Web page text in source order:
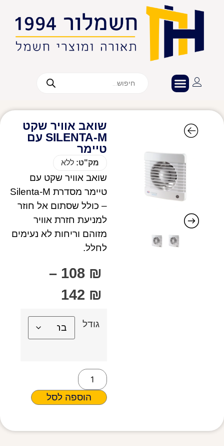
שואב אוויר שקט
SILENTA-M עם
טיימר
מק"ט: ללא
שואב אוויר שקט עם
טיימר מסדרת Silenta-M
– כולל שסתום אל חוזר
למניעת חזרת אוויר
מזוהם וריחות לא נעימים
לחלל.
108 ₪
–
142 ₪
גודל
הוספה לסל